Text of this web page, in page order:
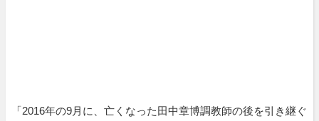
「2016年の9月に、亡くなった田中章博調教師の後を引き継ぐ